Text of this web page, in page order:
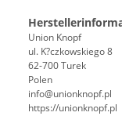
Union Knopf
ul. K?czkowskiego 8
62-700 Turek
Polen
info@unionknopf.pl
https://unionknopf.pl